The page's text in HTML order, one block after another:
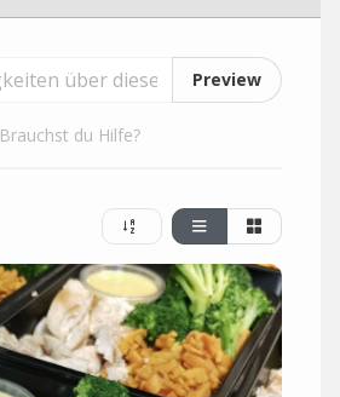
Preview
Brauchst du Hilfe?